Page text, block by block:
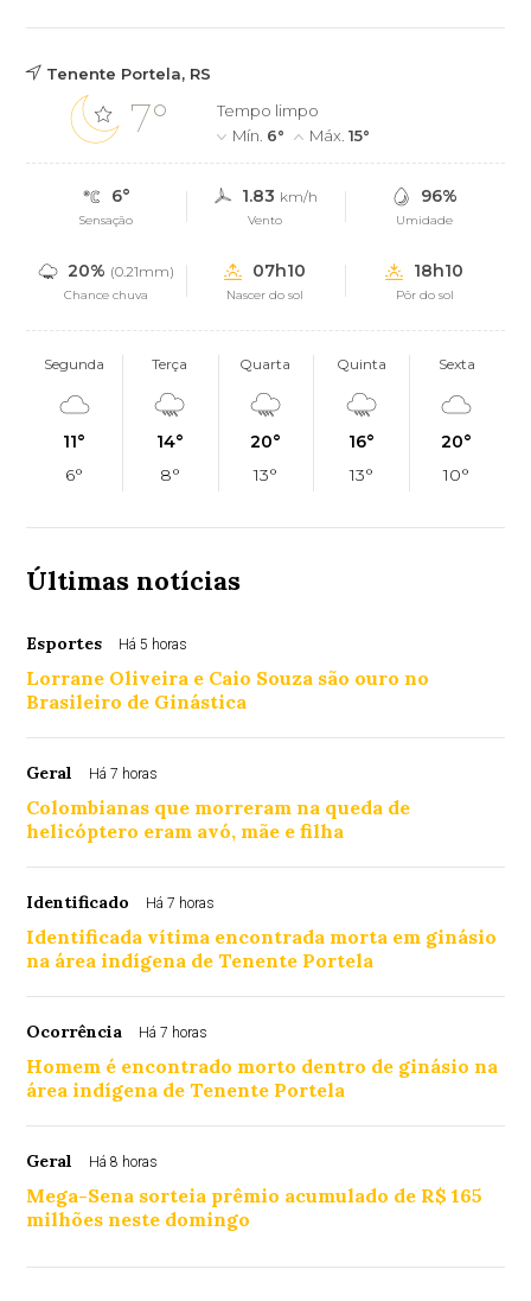
Tenente Portela, RS
7°
Tempo limpo
Mín. 6° Máx.15°
6°
Sensação
1.83 km/h
Vento
96%
Umidade
20% (0.21mm)
Chance chuva
07h10
Nascer do sol
18h10
Pôr do sol
Segunda
11°
6°
Terça
14°
8°
Quarta
20°
13°
Quinta
16°
13°
Sexta
20°
10°
Últimas notícias
Esportes Há 5 horas
Lorrane Oliveira e Caio Souza são ouro no
Brasileiro de Ginástica
Geral Há 7 horas
Colombianas que morreram na queda de
helicóptero eram avó, mãe e filha
Identificado Há 7 horas
Identificada vítima encontrada morta em ginásio
na área indígena de Tenente Portela
Ocorrência Há 7 horas
Homem é encontrado morto dentro de ginásio na
área indígena de Tenente Portela
Geral Há 8 horas
Mega-Sena sorteia prêmio acumulado de R$ 165
milhões neste domingo